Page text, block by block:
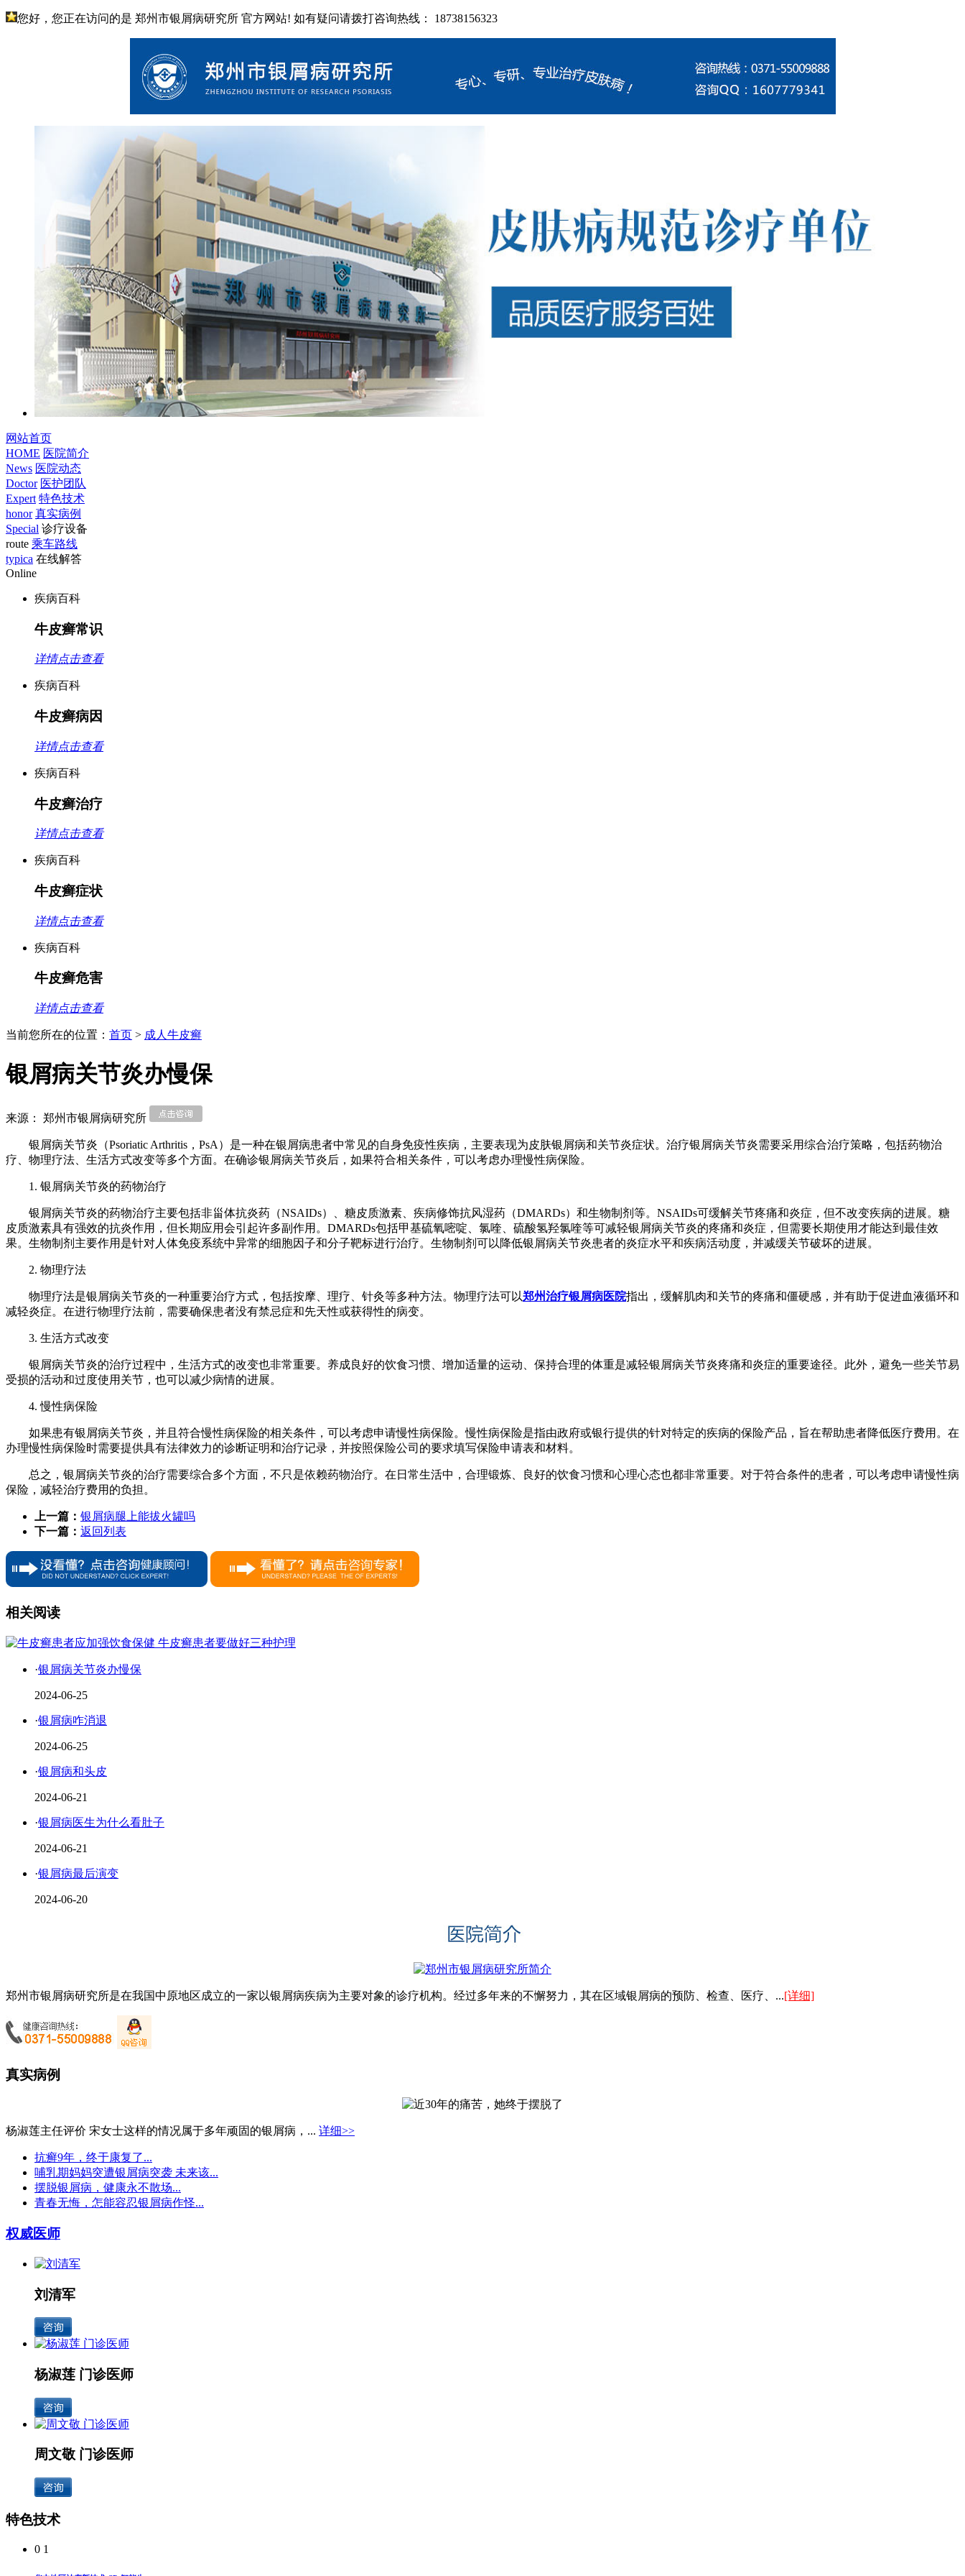
您好，您正在访问的是 郑州市银屑病研究所 官方网站! 如有疑问请拨打咨询热线： 18738156323
网站首页
HOME 医院简介
News 医院动态
Doctor 医护团队
Expert 特色技术
honor 真实病例
Special 诊疗设备
route 乘车路线
typica 在线解答
Online
疾病百科
牛皮癣常识
详情点击查看
疾病百科
牛皮癣病因
详情点击查看
疾病百科
牛皮癣治疗
详情点击查看
疾病百科
牛皮癣症状
详情点击查看
疾病百科
牛皮癣危害
详情点击查看
当前您所在的位置： 首页 > 成人牛皮癣
银屑病关节炎办慢保
来源： 郑州市银屑病研究所
银屑病关节炎（Psoriatic Arthritis，PsA）是一种在银屑病患者中常见的自身免疫性疾病，主要表现为皮肤银屑病和关节炎症状。治疗银屑病关节炎需要采用综合治疗策略，包括药物治
疗、物理疗法、生活方式改变等多个方面。在确诊银屑病关节炎后，如果符合相关条件，可以考虑办理慢性病保险。
1. 银屑病关节炎的药物治疗
银屑病关节炎的药物治疗主要包括非甾体抗炎药（NSAIDs）、糖皮质激素、疾病修饰抗风湿药（DMARDs）和生物制剂等。NSAIDs可缓解关节疼痛和炎症，但不改变疾病的进展。糖
皮质激素具有强效的抗炎作用，但长期应用会引起许多副作用。DMARDs包括甲基硫氧嘧啶、氯喹、硫酸氢羟氯喹等可减轻银屑病关节炎的疼痛和炎症，但需要长期使用才能达到最佳效
果。生物制剂主要作用是针对人体免疫系统中异常的细胞因子和分子靶标进行治疗。生物制剂可以降低银屑病关节炎患者的炎症水平和疾病活动度，并减缓关节破坏的进展。
2. 物理疗法
物理疗法是银屑病关节炎的一种重要治疗方式，包括按摩、理疗、针灸等多种方法。物理疗法可以郑州治疗银屑病医院指出，缓解肌肉和关节的疼痛和僵硬感，并有助于促进血液循环和
减轻炎症。在进行物理疗法前，需要确保患者没有禁忌症和先天性或获得性的病变。
3. 生活方式改变
银屑病关节炎的治疗过程中，生活方式的改变也非常重要。养成良好的饮食习惯、增加适量的运动、保持合理的体重是减轻银屑病关节炎疼痛和炎症的重要途径。此外，避免一些关节易
受损的活动和过度使用关节，也可以减少病情的进展。
4. 慢性病保险
如果患有银屑病关节炎，并且符合慢性病保险的相关条件，可以考虑申请慢性病保险。慢性病保险是指由政府或银行提供的针对特定的疾病的保险产品，旨在帮助患者降低医疗费用。在
办理慢性病保险时需要提供具有法律效力的诊断证明和治疗记录，并按照保险公司的要求填写保险申请表和材料。
总之，银屑病关节炎的治疗需要综合多个方面，不只是依赖药物治疗。在日常生活中，合理锻炼、良好的饮食习惯和心理心态也都非常重要。对于符合条件的患者，可以考虑申请慢性病
保险，减轻治疗费用的负担。
上一篇： 银屑病腿上能拔火罐吗
下一篇： 返回列表
相关阅读
·银屑病关节炎办慢保
2024-06-25
·银屑病咋消退
2024-06-25
·银屑病和头皮
2024-06-21
·银屑病医生为什么看肚子
2024-06-21
·银屑病最后演变
2024-06-20
郑州市银屑病研究所是在我国中原地区成立的一家以银屑病疾病为主要对象的诊疗机构。经过多年来的不懈努力，其在区域银屑病的预防、检查、医疗、...[详细]
真实病例
杨淑莲主任评价 宋女士这样的情况属于多年顽固的银屑病，... 详细>>
抗癣9年，终于康复了...
哺乳期妈妈突遭银屑病突袭 未来该...
摆脱银屑病，健康永不散场...
青春无悔，怎能容忍银屑病作怪...
权威医师
刘清军
杨淑莲 门诊医师
周文敬 门诊医师
特色技术
0 1